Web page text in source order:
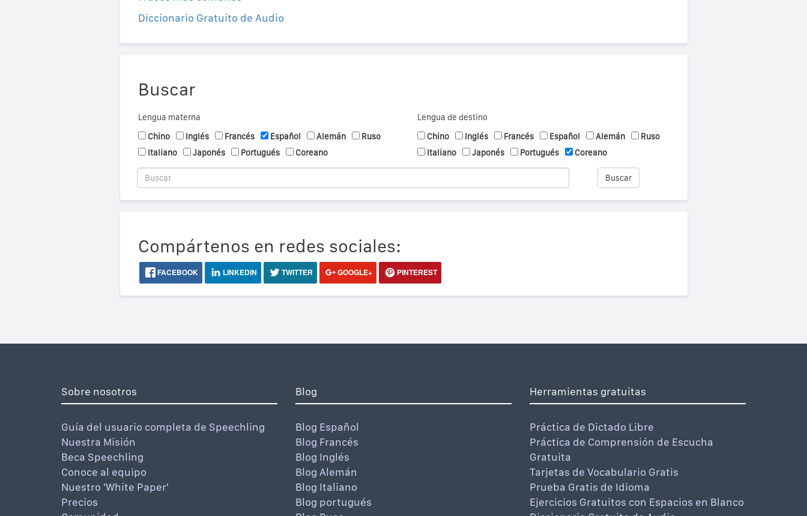
Diccionario Gratuito de Audio
Buscar
Lengua materna
Chino
Inglés Francés Español Alemán
Ruso
Italiano
Japonés Portugués Coreano
Lengua de destino
Chino
Inglés Francés Español Alemán
Ruso
Italiano
Japonés Portugués Coreano
Buscar
Compártenos en redes sociales:
FACEBOOK LINKEDIN TWITTER GOOGLE+ PINTEREST
Sobre nosotros
Guía del usuario completa de Speechling
Nuestra Misión
Beca Speechling
Conoce al equipo
Nuestro 'White Paper'
Precios
Blog
Blog Español
Blog Francés
Blog Inglés
Blog Alemán
Blog Italiano
Blog portugués
Herramientas gratuitas
Práctica de Dictado Libre
Práctica de Comprensión de Escucha
Gratuita
Tarjetas de Vocabulario Gratis
Prueba Gratis de Idioma
Ejercicios Gratuitos con Espacios en Blanco